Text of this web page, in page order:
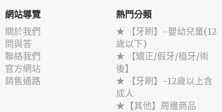
網站導覽
關於我們
問與答
聯絡我們
官方網站
銷售通路
熱門分類
★ 【牙刷】-嬰幼兒童(12
歲以下)
★ 【矯正/假牙/植牙/術
後】
★ 【牙刷】-12歲以上含
成人
★【其他】周邊商品